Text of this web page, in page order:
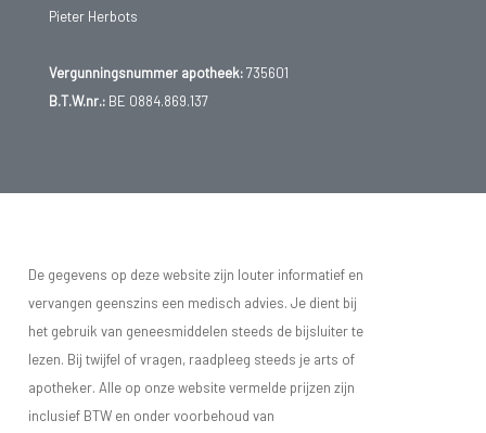
Pieter Herbots
Vergunningsnummer apotheek:735601
B.T.W.nr.:BE 0884.869.137
De gegevens op deze website zijn louter informatief en
vervangen geenszins een medisch advies. Je dient bij
het gebruik van geneesmiddelen steeds de bijsluiter te
lezen. Bij twijfel of vragen, raadpleeg steeds je arts of
apotheker. Alle op onze website vermelde prijzen zijn
inclusief BTW en onder voorbehoud van